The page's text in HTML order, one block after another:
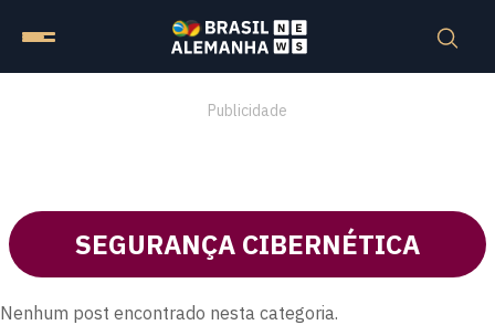
Publicidade
SEGURANÇA CIBERNÉTICA
Nenhum post encontrado nesta categoria.